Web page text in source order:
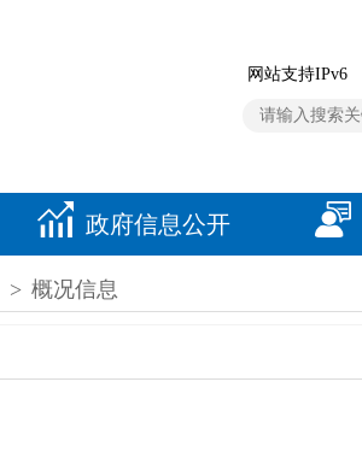
网站支持IPv6
政府信息公开
> 概况信息